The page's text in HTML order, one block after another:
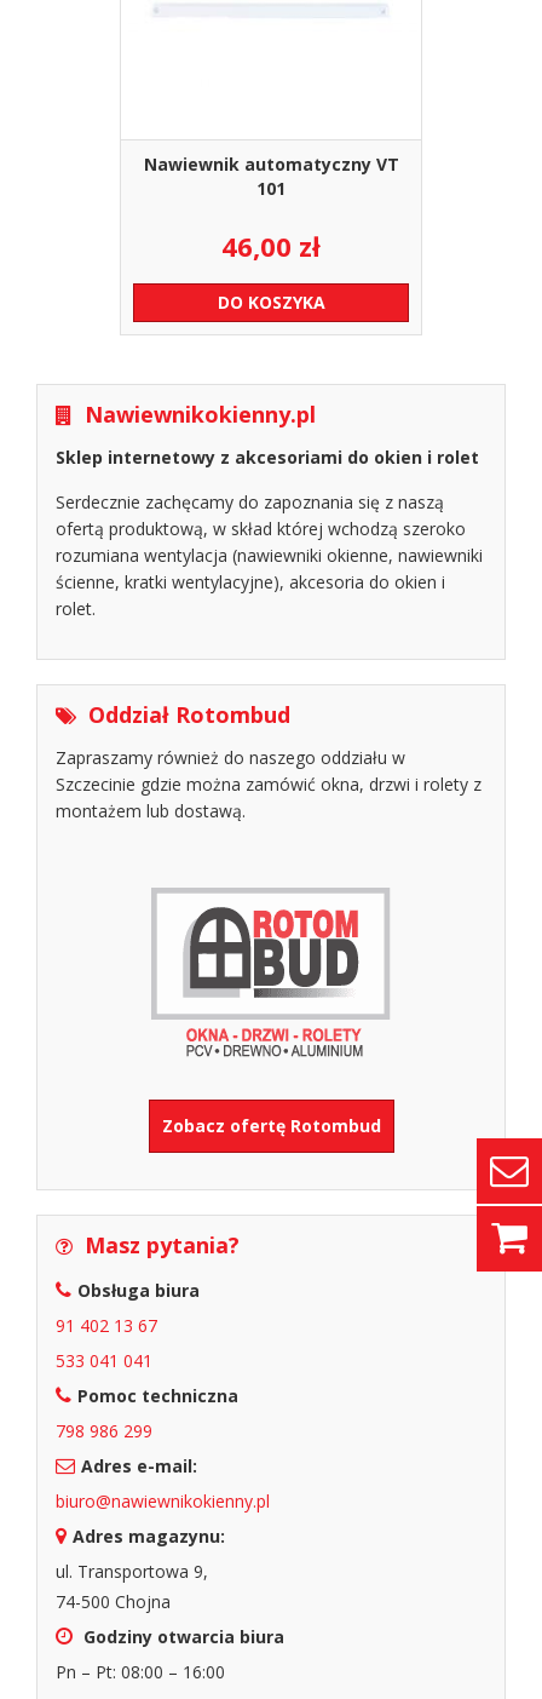
Nawiewnik automatyczny VT
101
46,00 zł
DO KOSZYKA
Nawiewnikokienny.pl
Sklep internetowy z akcesoriami do okien i rolet
Serdecznie zachęcamy do zapoznania się z naszą
ofertą produktową, w skład której wchodzą szeroko
rozumiana wentylacja (nawiewniki okienne, nawiewniki
ścienne, kratki wentylacyjne), akcesoria do okien i
rolet.
Oddział Rotombud
Zapraszamy również do naszego oddziału w
Szczecinie gdzie można zamówić okna, drzwi i rolety z
montażem lub dostawą.
Zobacz ofertę Rotombud
Masz pytania?
Obsługa biura
91 402 13 67
533 041 041
Pomoc techniczna
798 986 299
Adres e-mail:
biuro@nawiewnikokienny.pl
Adres magazynu:
ul. Transportowa 9,
74-500 Chojna
Godziny otwarcia biura
Pn – Pt: 08:00 – 16:00